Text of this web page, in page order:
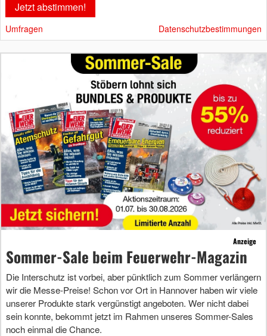
Umfragen Datenschutzbestimmungen
Anzeige
Sommer-Sale beim Feuerwehr-Magazin
Die Interschutz ist vorbei, aber pünktlich zum Sommer verlängern
wir die Messe-Preise! Schon vor Ort in Hannover haben wir viele
unserer Produkte stark vergünstigt angeboten. Wer nicht dabei
sein konnte, bekommt jetzt im Rahmen unseres Sommer-Sales
noch einmal die Chance.